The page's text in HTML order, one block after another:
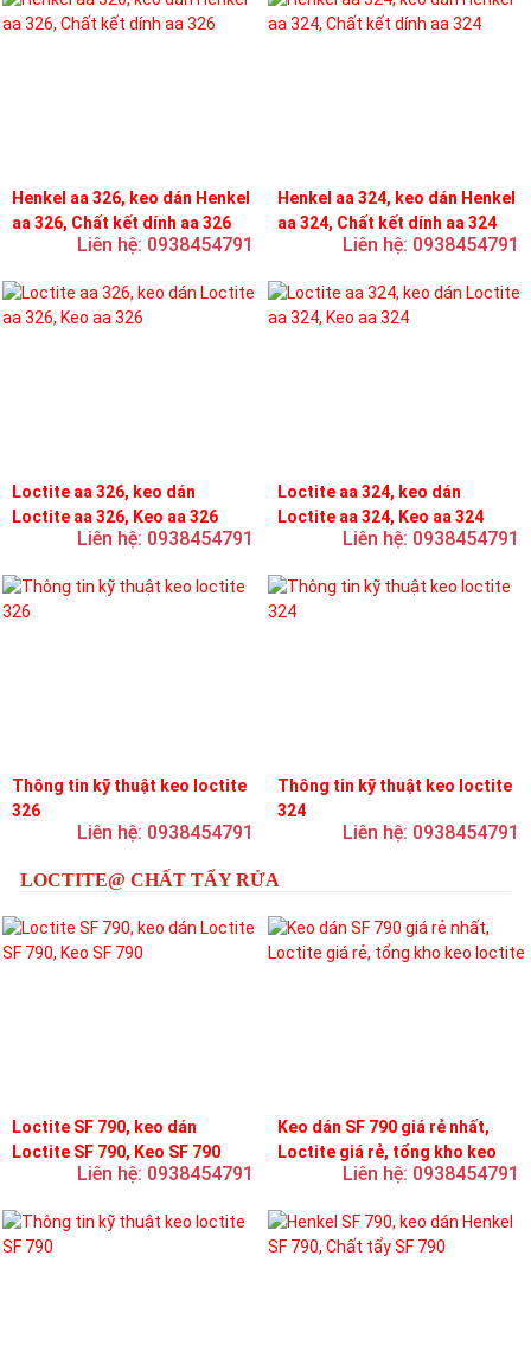
Henkel aa 326, keo dán Henkel
aa 326, Chất kết dính aa 326
Liên hệ: 0938454791
Henkel aa 324, keo dán Henkel
aa 324, Chất kết dính aa 324
Liên hệ: 0938454791
Loctite aa 326, keo dán
Loctite aa 326, Keo aa 326
Liên hệ: 0938454791
Loctite aa 324, keo dán
Loctite aa 324, Keo aa 324
Liên hệ: 0938454791
Thông tin kỹ thuật keo loctite
326
Liên hệ: 0938454791
Thông tin kỹ thuật keo loctite
324
Liên hệ: 0938454791
LOCTITE@ CHẤT TẨY RỬA
Loctite SF 790, keo dán
Loctite SF 790, Keo SF 790
Liên hệ: 0938454791
Keo dán SF 790 giá rẻ nhất,
Loctite giá rẻ, tổng kho keo
Liên hệ: 0938454791